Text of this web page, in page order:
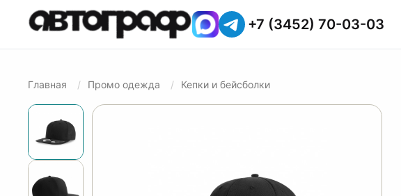
+7 (3452) 70-03-03
Главная Промо одежда Кепки и бейсболки